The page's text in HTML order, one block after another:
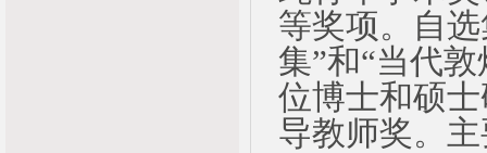
等奖项。自
集”和“当代
位博士和硕
导教师奖。